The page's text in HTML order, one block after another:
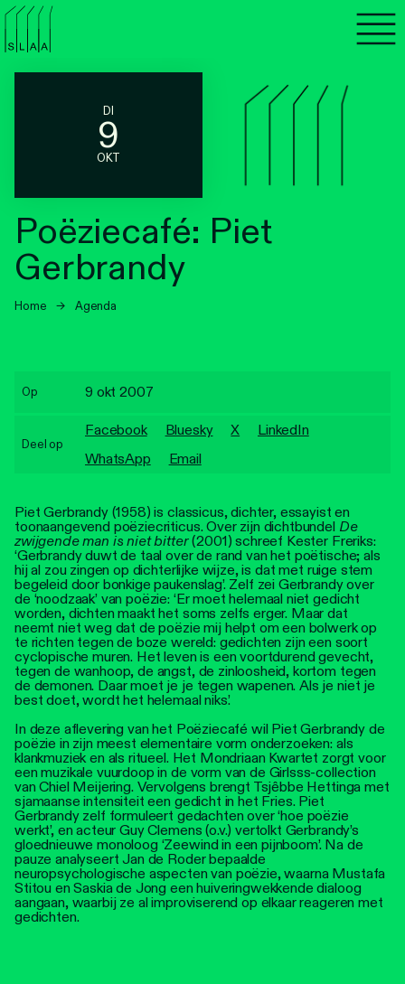
DI
9
OKT
Poëziecafé: Piet
Gerbrandy
Home → Agenda
​Piet Gerbrandy (1958) is classicus, dichter, essayist en
toonaangevend poëziecriticus. Over zijn dichtbundel De
zwijgende man is niet bitter(2001) schreef Kester Freriks:
‘Gerbrandy duwt de taal over de rand van het poëtische; als
hij al zou zingen op dichterlijke wijze, is dat met ruige stem
begeleid door bonkige paukenslag’. Zelf zei Gerbrandy over
de ‘noodzaak’ van poëzie: ‘Er moet helemaal niet gedicht
worden, dichten maakt het soms zelfs erger. Maar dat
neemt niet weg dat de poëzie mij helpt om een bolwerk op
te richten tegen de boze wereld: gedichten zijn een soort
cyclopische muren. Het leven is een voortdurend gevecht,
tegen de wanhoop, de angst, de zinloosheid, kortom tegen
de demonen. Daar moet je je tegen wapenen. Als je niet je
best doet, wordt het helemaal niks.’
In deze aflevering van het Poëziecafé wil Piet Gerbrandy de
poëzie in zijn meest elementaire vorm onderzoeken: als
klankmuziek en als ritueel. Het Mondriaan Kwartet zorgt voor
een muzikale vuurdoop in de vorm van de Girlsss-collection
van Chiel Meijering. Vervolgens brengt Tsjêbbe Hettinga met
sjamaanse intensiteit een gedicht in het Fries. Piet
Gerbrandy zelf formuleert gedachten over ‘hoe poëzie
werkt’, en acteur Guy Clemens (o.v.) vertolkt Gerbrandy’s
gloednieuwe monoloog ‘Zeewind in een pijnboom’. Na de
pauze analyseert Jan de Roder bepaalde
neuropsychologische aspecten van poëzie, waarna Mustafa
Stitou en Saskia de Jong een huiveringwekkende dialoog
aangaan, waarbij ze al improviserend op elkaar reageren met
gedichten.
Op 9 okt 2007
Deel op
Facebook Bluesky X
LinkedIn
WhatsApp
Email
Agenda
Luisteren
Nieuwsbrief
Over SLAA
Personen
Toegankelijkheid
Stadsdichter